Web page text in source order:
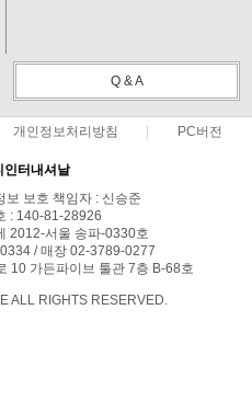
Q & A
개인정보처리방침 PC버전
인터내셔날
보 보호 책임자 : 신승준
: 140-81-28926
2012-서울 송파-0330호
/ 매장 02-3789-0277
10 가든파이브 툴관 7층 B-68호
ALL RIGHTS RESERVED.